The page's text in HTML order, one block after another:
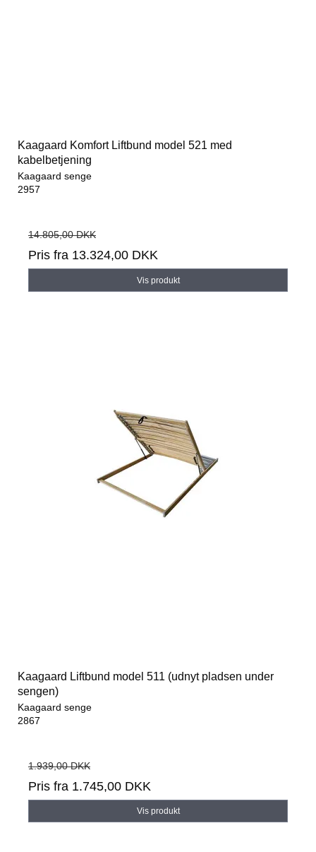
Kaagaard Komfort Liftbund model 521 med
kabelbetjening
Kaagaard senge
2957
14.805,00 DKK
Pris fra 13.324,00 DKK
Vis produkt
Kaagaard Liftbund model 511 (udnyt pladsen under
sengen)
Kaagaard senge
2867
1.939,00 DKK
Pris fra 1.745,00 DKK
Vis produkt